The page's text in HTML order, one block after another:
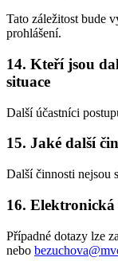
Tato záležitost bude
prohlášení.
14. Kteří jsou
situace
Další účastníci
15. Jaké další
Další činnosti nejsou
16.
Případné dotazy lze
nebo